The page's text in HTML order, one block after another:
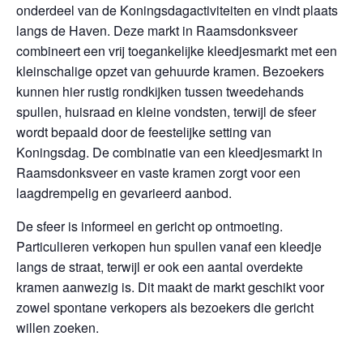
onderdeel van de Koningsdagactiviteiten en vindt plaats
langs de Haven. Deze markt in Raamsdonksveer
combineert een vrij toegankelijke kleedjesmarkt met een
kleinschalige opzet van gehuurde kramen. Bezoekers
kunnen hier rustig rondkijken tussen tweedehands
spullen, huisraad en kleine vondsten, terwijl de sfeer
wordt bepaald door de feestelijke setting van
Koningsdag. De combinatie van een kleedjesmarkt in
Raamsdonksveer en vaste kramen zorgt voor een
laagdrempelig en gevarieerd aanbod.
De sfeer is informeel en gericht op ontmoeting.
Particulieren verkopen hun spullen vanaf een kleedje
langs de straat, terwijl er ook een aantal overdekte
kramen aanwezig is. Dit maakt de markt geschikt voor
zowel spontane verkopers als bezoekers die gericht
willen zoeken.